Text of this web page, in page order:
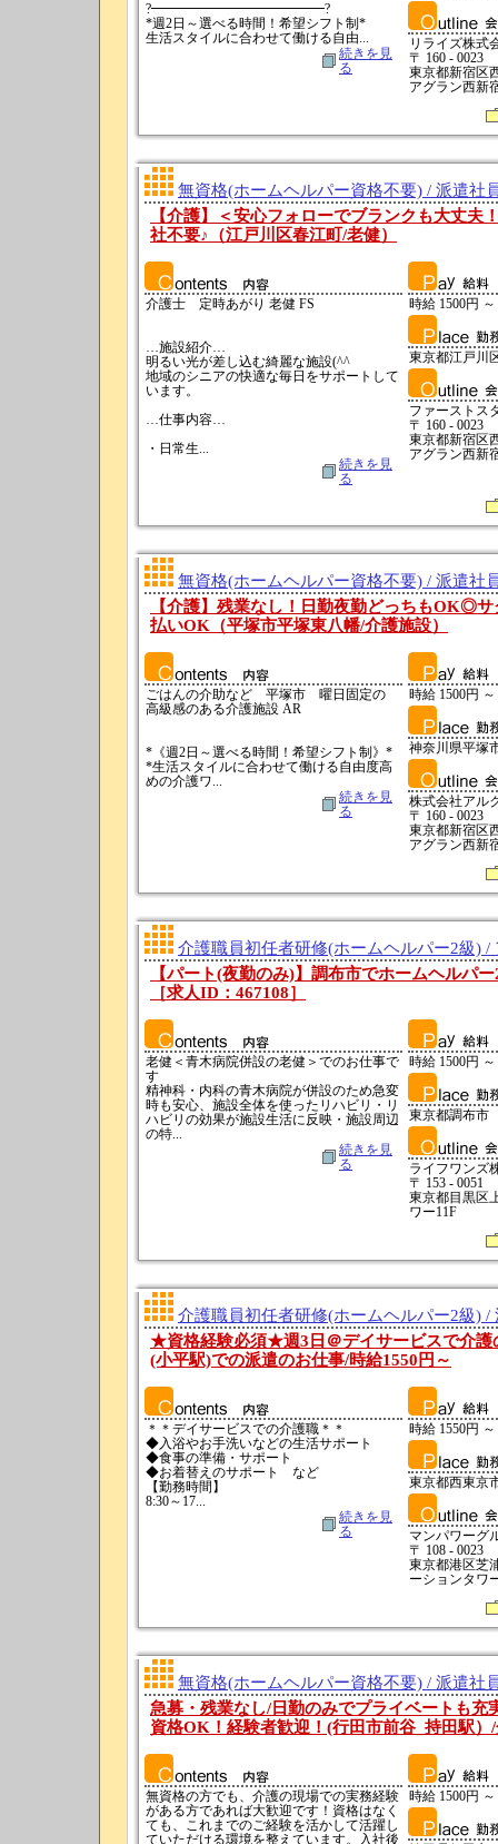
?━━━━━━━━━━━━━?
*週2日～選べる時間！希望シフト制*
生活スタイルに合わせて働ける自由...
続きを見
る
リライズ株式
〒 160 - 0023
東京都新宿区
アグラン西新
無資格(ホームヘルパー資格不要) / 派遣社
【介護】＜安心フォローでブランクも大丈夫
社不要♪（江戸川区春江町/老健）
介護士 定時あがり 老健 FS
…施設紹介…
明るい光が差し込む綺麗な施設(^^
地域のシニアの快適な毎日をサポートして
います。
…仕事内容…
・日常生...
続きを見
る
時給 1500円 ～
東京都江戸川
ファーストス
〒 160 - 0023
東京都新宿区
アグラン西新
無資格(ホームヘルパー資格不要) / 派遣社
【介護】残業なし！日勤夜勤どっちもOK◎
払いOK（平塚市平塚東八幡/介護施設）
ごはんの介助など 平塚市 曜日固定の
高級感のある介護施設 AR
*《週2日～選べる時間！希望シフト制》*
*生活スタイルに合わせて働ける自由度高
めの介護ワ...
続きを見
る
時給 1500円 ～
神奈川県平塚
株式会社アル
〒 160 - 0023
東京都新宿区
アグラン西新
介護職員初任者研修(ホームヘルパー2級) /
【パート(夜勤のみ)】調布市でホームヘルパ
［求人ID：467108］
老健＜青木病院併設の老健＞でのお仕事で
す
精神科・内科の青木病院が併設のため急変
時も安心、施設全体を使ったリハビリ・リ
ハビリの効果が施設生活に反映・施設周辺
の特...
続きを見
る
時給 1500円
東京都調布市
ライフワンズ
〒 153 - 0051
東京都目黒区
ワー11F
介護職員初任者研修(ホームヘルパー2級) /
★資格経験必須★週3日＠デイサービスで介護
(小平駅)での派遣のお仕事/時給1550円～
＊＊デイサービスでの介護職＊＊
◆入浴やお手洗いなどの生活サポート
◆食事の準備・サポート
◆お着替えのサポート など
【勤務時間】
8:30～17...
続きを見
る
時給 1550円 ～
東京都西東京
マンパワーグ
〒 108 - 0023
東京都港区芝
ーションタワ
無資格(ホームヘルパー資格不要) / 派遣社
急募・残業なし/日勤のみでプライベートも充
資格OK！経験者歓迎！(行田市前谷_持田駅）
無資格の方でも、介護の現場での実務経験
がある方であれば大歓迎です！資格はなく
ても、これまでのご経験を活かして活躍し
ていただける環境を整えています。入社後
時給 1500円 ～